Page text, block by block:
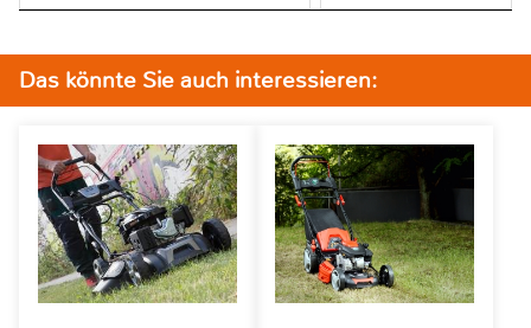
Das könnte Sie auch interessieren: